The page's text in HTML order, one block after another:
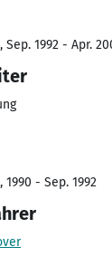
1992 - Apr.
- Sep. 1992